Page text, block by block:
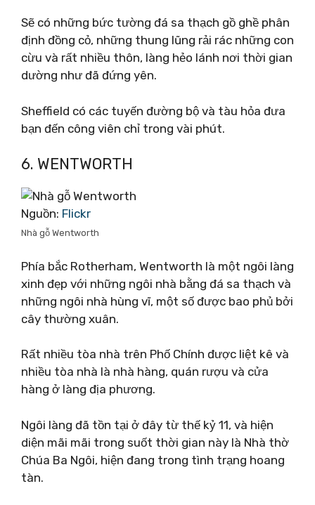
Sẽ có những bức tường đá sa thạch gồ ghề phân
định đồng cỏ, những thung lũng rải rác những con
cừu và rất nhiều thôn, làng hẻo lánh nơi thời gian
dường như đã đứng yên.
Sheffield có các tuyến đường bộ và tàu hỏa đưa
bạn đến công viên chỉ trong vài phút.
6. WENTWORTH
Nguồn: Flickr
Nhà gỗ Wentworth
Phía bắc Rotherham, Wentworth là một ngôi làng
xinh đẹp với những ngôi nhà bằng đá sa thạch và
những ngôi nhà hùng vĩ, một số được bao phủ bởi
cây thường xuân.
Rất nhiều tòa nhà trên Phố Chính được liệt kê và
nhiều tòa nhà là nhà hàng, quán rượu và cửa
hàng ở làng địa phương.
Ngôi làng đã tồn tại ở đây từ thế kỷ 11, và hiện
diện mãi mãi trong suốt thời gian này là Nhà thờ
Chúa Ba Ngôi, hiện đang trong tình trạng hoang
tàn.